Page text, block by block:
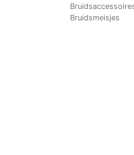
Bruidsmeisjes